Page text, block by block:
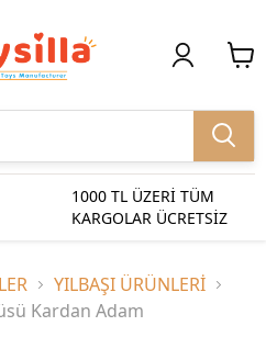
1000 TL ÜZERİ TÜM
KARGOLAR ÜCRETSİZ
YILBAŞI ÜRÜNLERİ
Kardan Adam